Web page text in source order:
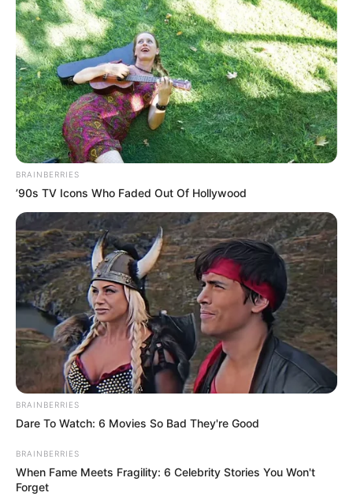
A dupla Mayck e Lyan se apresentam hoje no II
Rodeio Show de João Ramalho
Deputado Federal visita Quatá
BRAINBERRIES
’90s TV Icons Who Faded Out Of Hollywood
BRAINBERRIES
Dare To Watch: 6 Movies So Bad They're Good
BRAINBERRIES
When Fame Meets Fragility: 6 Celebrity Stories You Won't
Forget